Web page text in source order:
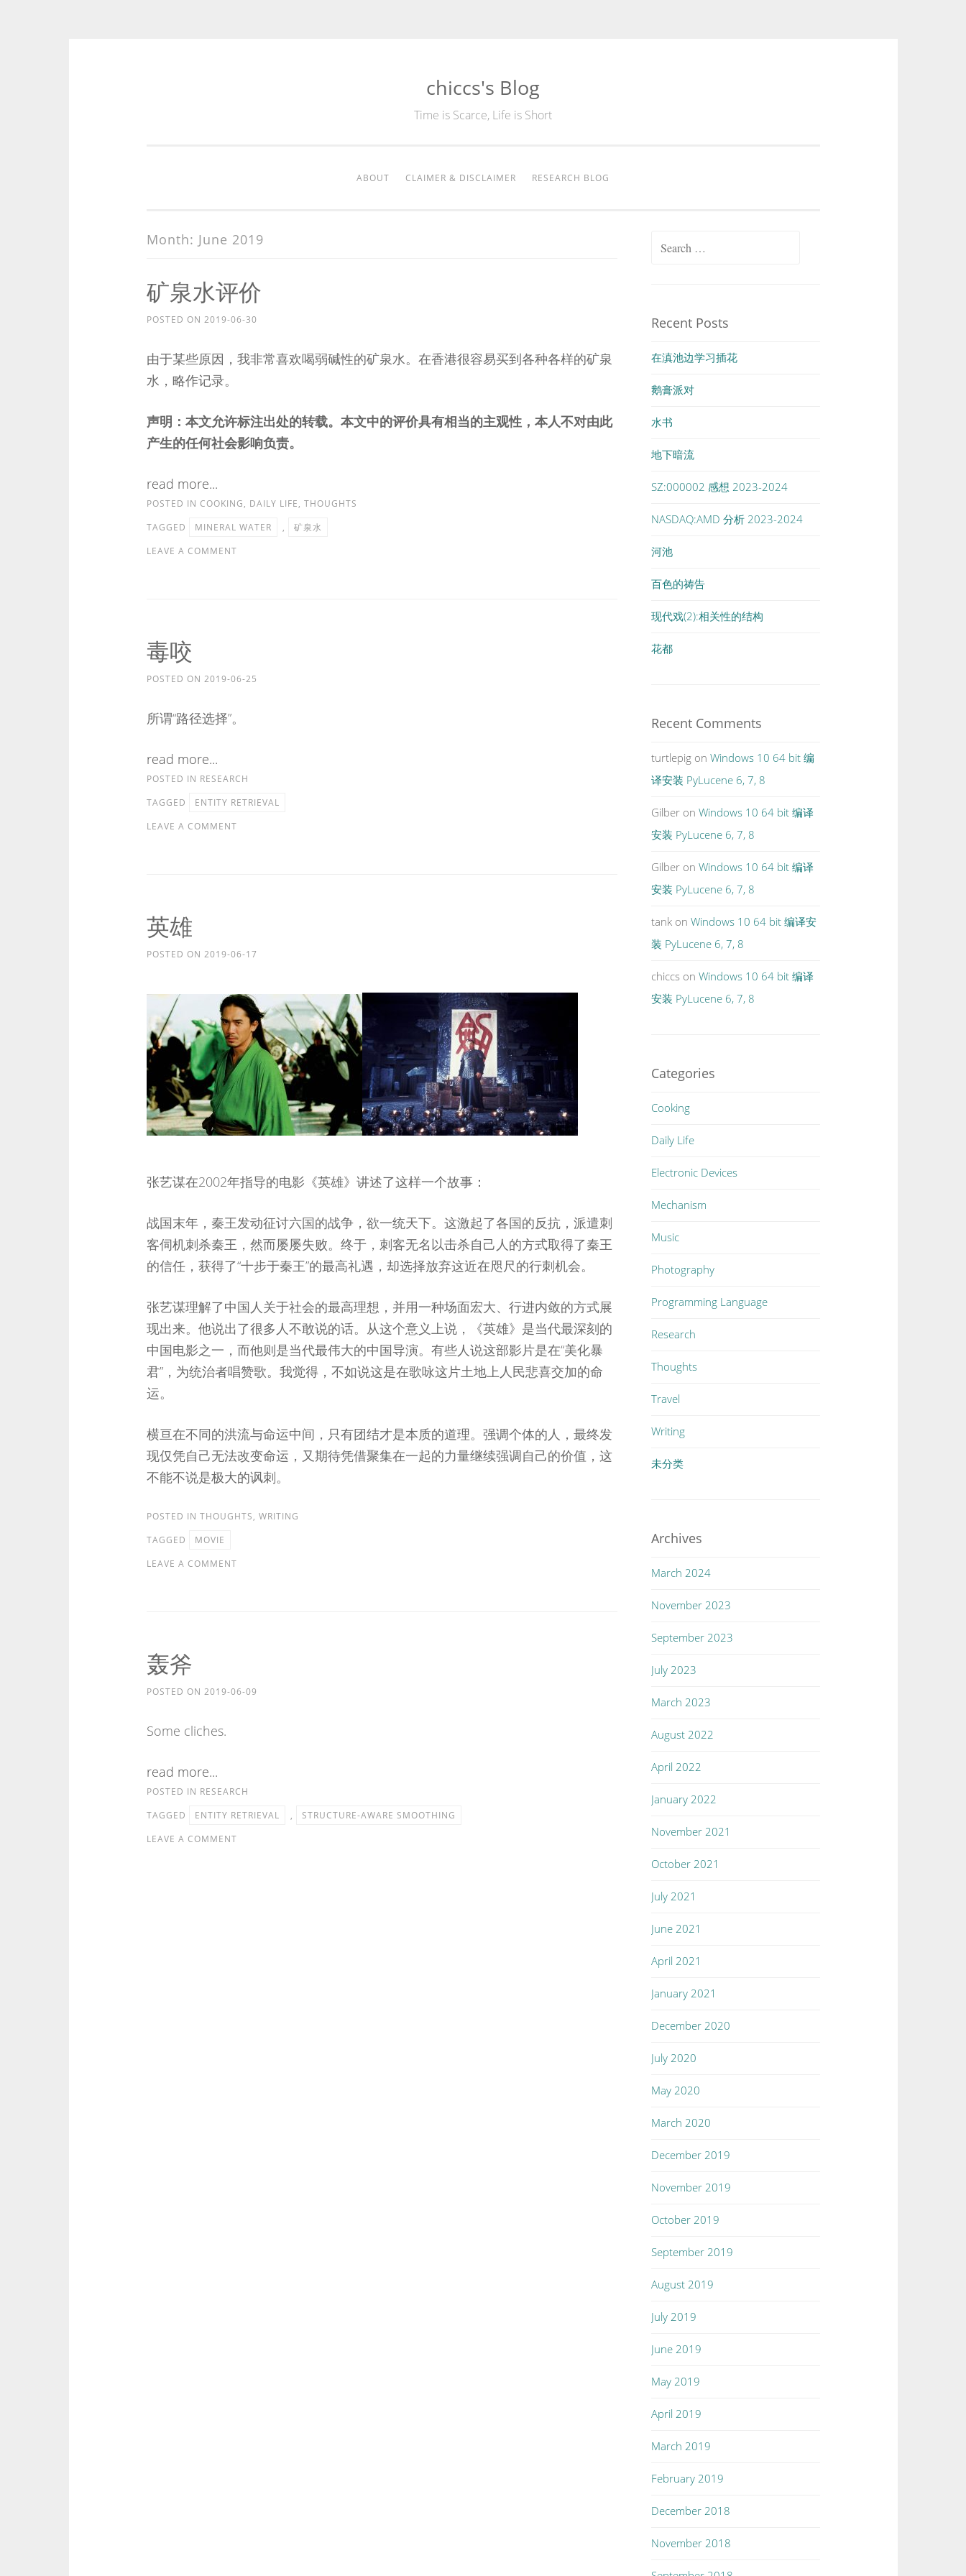
chiccs's Blog
Time is Scarce, Life is Short
ABOUT CLAIMER & DISCLAIMER RESEARCH BLOG
Month: June 2019
矿泉水评价
POSTED ON 2019-06-30
由于某些原因，我非常喜欢喝弱碱性的矿泉水。在香港很容易买到各种各样的矿泉
水，略作记录。
声明：本文允许标注出处的转载。本文中的评价具有相当的主观性，本人不对由此
产生的任何社会影响负责。
read more...
POSTED IN COOKING, DAILY LIFE, THOUGHTS
TAGGED
MINERAL WATER ,
矿泉水
LEAVE A COMMENT
毒咬
POSTED ON 2019-06-25
所谓“路径选择”。
read more...
POSTED IN RESEARCH
TAGGED
ENTITY RETRIEVAL
LEAVE A COMMENT
英雄
POSTED ON 2019-06-17
张艺谋在2002年指导的电影《英雄》讲述了这样一个故事：
战国末年，秦王发动征讨六国的战争，欲一统天下。这激起了各国的反抗，派遣刺
客伺机刺杀秦王，然而屡屡失败。终于，刺客无名以击杀自己人的方式取得了秦王
的信任，获得了“十步于秦王”的最高礼遇，却选择放弃这近在咫尺的行刺机会。
张艺谋理解了中国人关于社会的最高理想，并用一种场面宏大、行进内敛的方式展
现出来。他说出了很多人不敢说的话。从这个意义上说，《英雄》是当代最深刻的
中国电影之一，而他则是当代最伟大的中国导演。有些人说这部影片是在“美化暴
君”，为统治者唱赞歌。我觉得，不如说这是在歌咏这片土地上人民悲喜交加的命
运。
横亘在不同的洪流与命运中间，只有团结才是本质的道理。强调个体的人，最终发
现仅凭自己无法改变命运，又期待凭借聚集在一起的力量继续强调自己的价值，这
不能不说是极大的讽刺。
POSTED IN THOUGHTS, WRITING
TAGGED
MOVIE
LEAVE A COMMENT
轰斧
POSTED ON 2019-06-09
Some cliches.
read more...
POSTED IN RESEARCH
TAGGED
ENTITY RETRIEVAL ,
STRUCTURE-AWARE SMOOTHING
LEAVE A COMMENT
Search
Recent Posts
在滇池边学习插花
鹅膏派对
水书
地下暗流
SZ:000002 感想 2023-2024
NASDAQ:AMD 分析 2023-2024
河池
百色的祷告
现代戏(2):相关性的结构
花都
Recent Comments
turtlepig onWindows 10 64 bit 编
译安装 PyLucene 6, 7, 8
Gilber onWindows 10 64 bit 编译
安装 PyLucene 6, 7, 8
Gilber onWindows 10 64 bit 编译
安装 PyLucene 6, 7, 8
tank onWindows 10 64 bit 编译安
装 PyLucene 6, 7, 8
chiccs onWindows 10 64 bit 编译
安装 PyLucene 6, 7, 8
Categories
Cooking
Daily Life
Electronic Devices
Mechanism
Music
Photography
Programming Language
Research
Thoughts
Travel
Writing
未分类
Archives
March 2024
November 2023
September 2023
July 2023
March 2023
August 2022
April 2022
January 2022
November 2021
October 2021
July 2021
June 2021
April 2021
January 2021
December 2020
July 2020
May 2020
March 2020
December 2019
November 2019
October 2019
September 2019
August 2019
July 2019
June 2019
May 2019
April 2019
March 2019
February 2019
December 2018
November 2018